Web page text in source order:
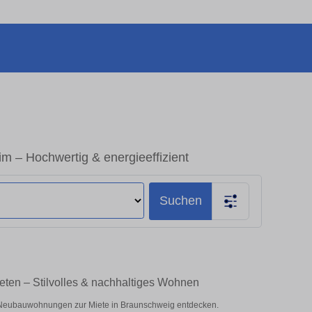
– Hochwertig & energieeffizient
Suchen
– Stilvolles & nachhaltiges Wohnen
zur Miete in Braunschweig entdecken.